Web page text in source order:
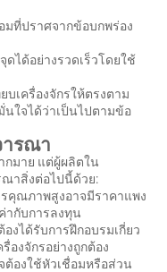
มที่ปราศจากข้อบกพร่อง
ได้อย่างรวดเร็วโดยใช้
เครื่องจักรให้ตรงตาม
ใจได้ว่าเป็นไปตามข้อ
รณา
กมาย แต่ผู้ผลิตใน
าสิ่งต่อไปนี้ด้วย:
รคุณภาพสูงอาจมีราคาแพง
ากับการลงทุน
งได้รับการฝึกอบรมเกี่ยว
องจักรอย่างถูกต้อง
องใช้หัวเชื่อมหรือส่วน